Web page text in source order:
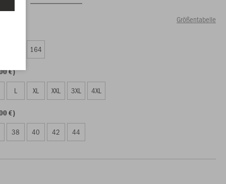
Größentabelle
164
€)
L XL XXL 3XL 4XL
€)
38 40 42 44